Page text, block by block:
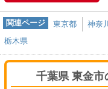
関連ページ 東京都 神奈
栃木県
千葉県 東金市